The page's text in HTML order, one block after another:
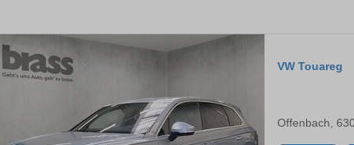
VW Touareg
Offenbach,